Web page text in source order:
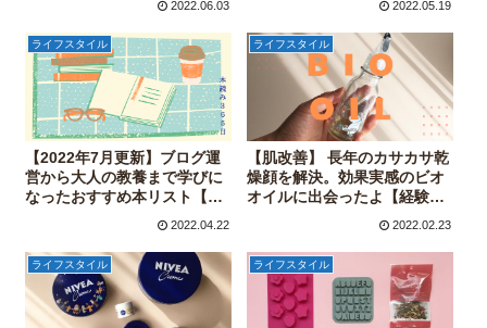
2022.06.03 2022.05.19
ライフスタイル
【2022年7月更新】ブログ運
営から大人の教養まで学びに
なったおすすめ本リスト【30
2022.04.22
ライフスタイル
【肌改善】 長年のカサカサ乾
燥顔を解決。効果実感のビオ
オイルに出会ったよ【経験
2022.02.23
ライフスタイル ライフスタイル